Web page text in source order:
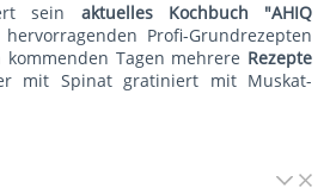
sein aktuelles Kochbuch "AHIQ
Profi-Grundrezepten
Tagen mehrere Rezepte
mit Spinat gratiniert mit Muskat-